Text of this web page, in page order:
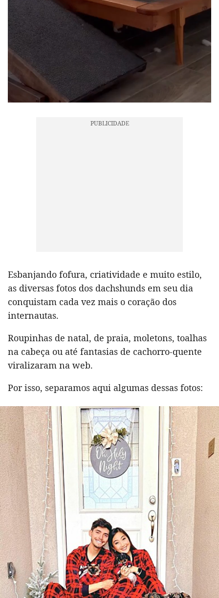
Esbanjando fofura, criatividade e muito estilo,
as diversas fotos dos dachshunds em seu dia
conquistam cada vez mais o coração dos
internautas.
Roupinhas de natal, de praia, moletons, toalhas
na cabeça ou até fantasias de cachorro-quente
viralizaram na web.
Por isso, separamos aqui algumas dessas fotos: